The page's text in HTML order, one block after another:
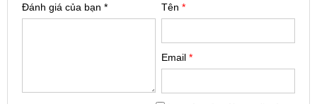
Đánh giá của bạn * Tên *
Email *